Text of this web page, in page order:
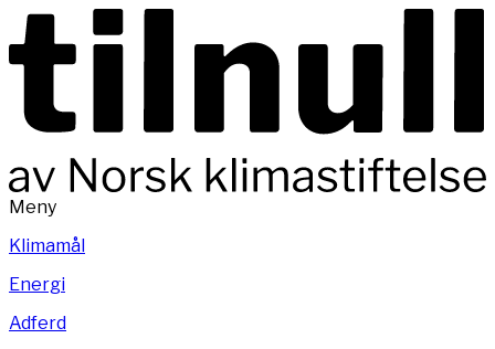
Meny
Klimamål
Energi
Adferd